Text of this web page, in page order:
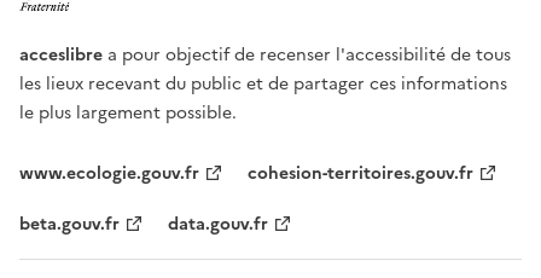
acceslibre a pour objectif de recenser l'accessibilité de tous
les lieux recevant du public et de partager ces informations
le plus largement possible.
www.ecologie.gouv.fr
cohesion-territoires.gouv.fr
beta.gouv.fr
data.gouv.fr